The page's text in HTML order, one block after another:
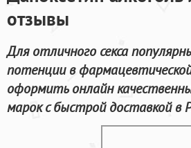
отзывы
Для отличного секса
потенции в
оформить онлайн
марок с быстрой доставкой в